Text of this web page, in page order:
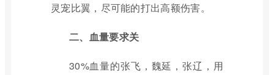
灵宠比翼，尽可能的打出高额伤害。
二、血量要求关
30%血量的张飞，魏延，张辽，用